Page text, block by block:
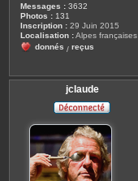
Messages : 3632
Photos : 131
Inscription : 29 Juin 2015
Localisation :Alpes françaises
donnés / reçus
jclaude